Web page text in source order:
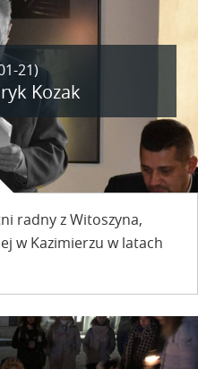
21)
Kozak
radny z Witoszyna,
w Kazimierzu w latach